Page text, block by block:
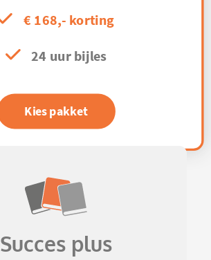
€ 168,- korting
24 uur bijles
Kies pakket
Succes plus